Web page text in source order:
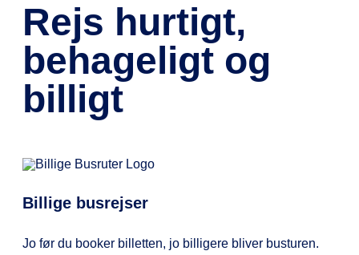
Rejs hurtigt,
behageligt og
billigt
Billige busrejser
Jo før du booker billetten, jo billigere bliver busturen.